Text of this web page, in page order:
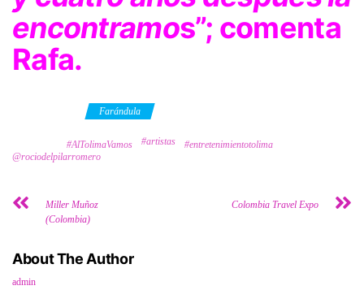
encontramos”; comenta
Rafa.
Farándula
#AlTolimaVamos #artistas
#entretenimientotolima
@rociodelpilarromero
Miller Muñoz
(Colombia)
Colombia Travel Expo
About The Author
admin